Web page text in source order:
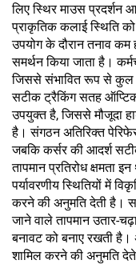
लिए स्थिर माउस प्रदर्शन
प्राकृतिक कलाई स्थिति
उपयोग के दौरान तनाव कम
समर्थन किया जाता है।
जिससे संभावित रूप से कुल
सटीक ट्रैकिंग सतह
उपयुक्त है, जिससे मौजूदा
है। संगठन अतिरिक्त
जबकि कर्सर की आदर्श
तापमान प्रतिरोध क्षमता
पर्यावरणीय स्थितियों में
करने की अनुमति देती है।
जाने वाले तापमान उतार-
बनावट को बनाए रखती है।
शामिल करने की अनुमति